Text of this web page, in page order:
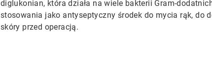
diglukonian, która działa na wiele bakterii Gram-
stosowania jako antyseptyczny środek do mycia rąk, do
skóry przed operacją.